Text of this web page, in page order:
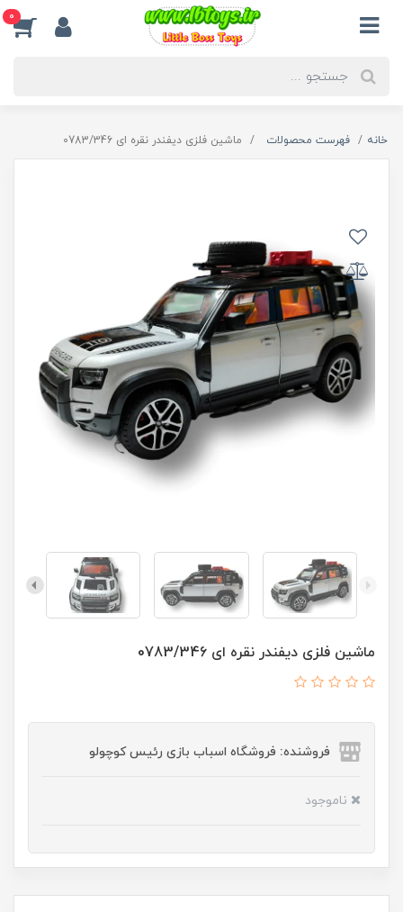
0
خانه فهرست محصولات ماشین فلزی دیفندر نقره ای 0783/346
ماشین فلزی دیفندر نقره ای 0783/346
فروشنده: فروشگاه اسباب بازی رئیس کوچولو
ناموجود